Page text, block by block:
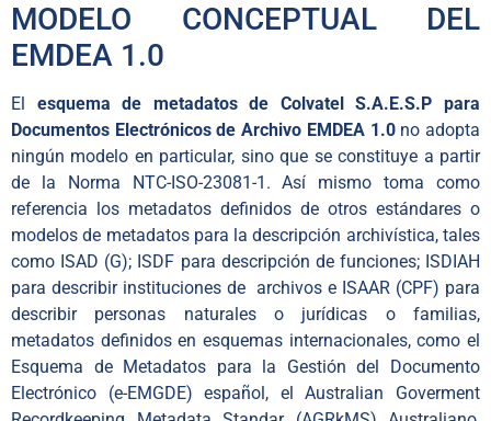
MODELO CONCEPTUAL DEL
EMDEA 1.0
El esquema de metadatos de Colvatel S.A.E.S.P para
Documentos Electrónicos de Archivo EMDEA 1.0no adopta
ningún modelo en particular, sino que se constituye a partir
de la Norma NTC-ISO-23081-1. Así mismo toma como
referencia los metadatos definidos de otros estándares o
modelos de metadatos para la descripción archivística, tales
como ISAD (G); ISDF para descripción de funciones; ISDIAH
para describir instituciones de archivos e ISAAR (CPF) para
describir personas naturales o jurídicas o familias,
metadatos definidos en esquemas internacionales, como el
Esquema de Metadatos para la Gestión del Documento
Electrónico (e-EMGDE) español, el Australian Goverment